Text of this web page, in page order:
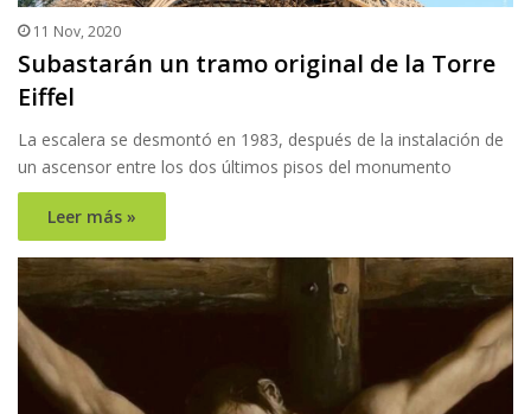
11 Nov, 2020
Subastarán un tramo original de la Torre
Eiffel
La escalera se desmontó en 1983, después de la instalación de
un ascensor entre los dos últimos pisos del monumento
Leer más »